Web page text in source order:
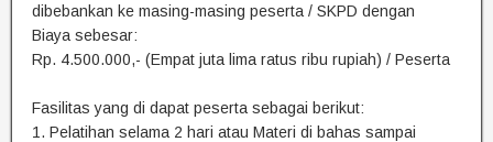
dibebankan ke masing-masing peserta / SKPD dengan
Biaya sebesar:
Rp. 4.500.000,- (Empat juta lima ratus ribu rupiah) / Peserta
Fasilitas yang di dapat peserta sebagai berikut:
1. Pelatihan selama 2 hari atau Materi di bahas sampai